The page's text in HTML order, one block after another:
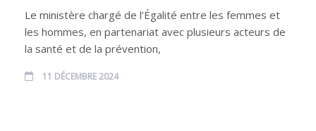
Le ministère chargé de l’Égalité entre les femmes et
les hommes, en partenariat avec plusieurs acteurs de
la santé et de la prévention,
11 DÉCEMBRE 2024